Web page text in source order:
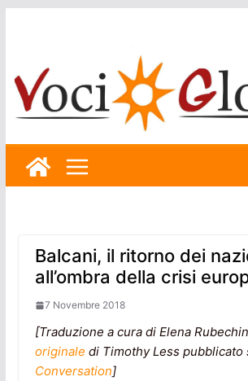
Balcani, il ritorno dei
all’ombra della crisi
7 Novembre 2018
[Traduzione a cura di Elena
originale di Timothy Less pubblicato
Conversation]